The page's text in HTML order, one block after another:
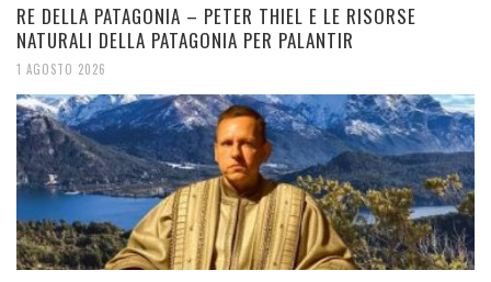
RE DELLA PATAGONIA – PETER THIEL E LE RISORSE
NATURALI DELLA PATAGONIA PER PALANTIR
1 AGOSTO 2026